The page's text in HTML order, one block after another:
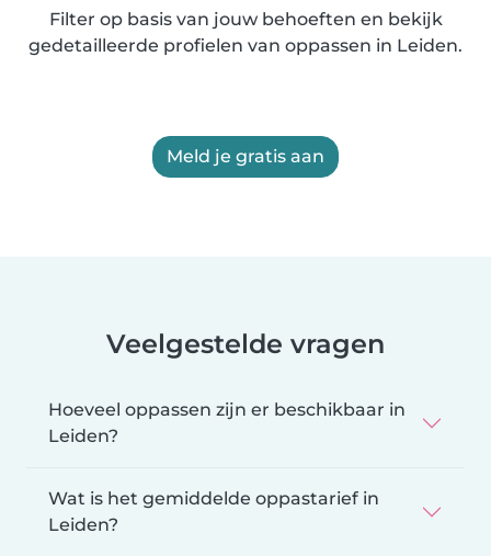
Filter op basis van jouw behoeften en bekijk
gedetailleerde profielen van oppassen in Leiden.
Meld je gratis aan
Veelgestelde vragen
Hoeveel oppassen zijn er beschikbaar in
Leiden?
Wat is het gemiddelde oppastarief in
Leiden?